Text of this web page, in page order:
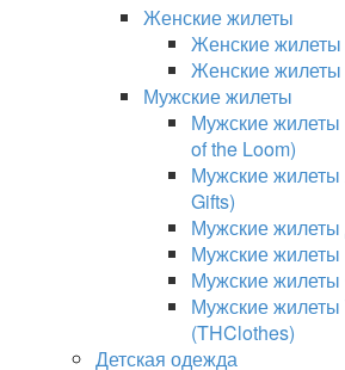
Женские жилеты
Женские
Женские
Мужские жилеты
Мужские
of the Loom)
Мужские
Gifts)
Мужские
Мужские жилеты
Мужские
Мужские
(THClothes)
Детская одежда